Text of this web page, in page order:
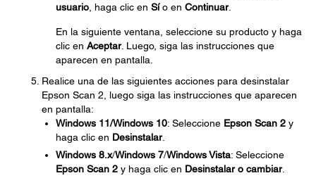
usuario , haga clic en Sío en Continuar.
En la siguiente ventana, seleccione su producto y haga
clic en Aceptar. Luego, siga las instrucciones que
aparecen en pantalla.
Realice una de las siguientes acciones para desinstalar
Epson Scan 2, luego siga las instrucciones que aparecen
en pantalla:
Windows 11/Windows 10: Seleccione Epson Scan 2 y
haga clic en Desinstalar.
Windows 8.x/Windows 7/Windows Vista: Seleccione
Epson Scan 2 y haga clic en Desinstalar o cambiar.